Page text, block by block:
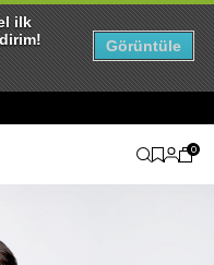
0
ilk
Görüntüle